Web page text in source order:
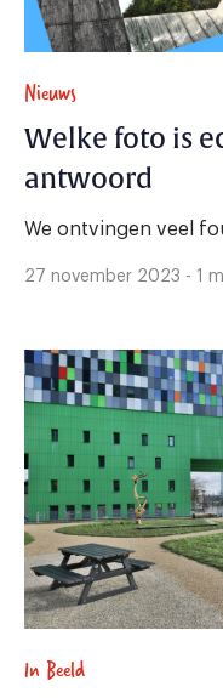
Nieuws
Welke foto is
antwoord
We ontvingen veel
27 november 2023 - 1
In Beeld